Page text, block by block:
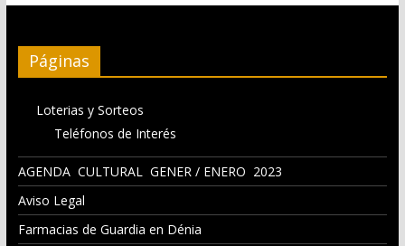
Páginas
Loterias y Sorteos
Teléfonos de Interés
AGENDA CULTURAL GENER / ENERO 2023
Aviso Legal
Farmacias de Guardia en Dénia